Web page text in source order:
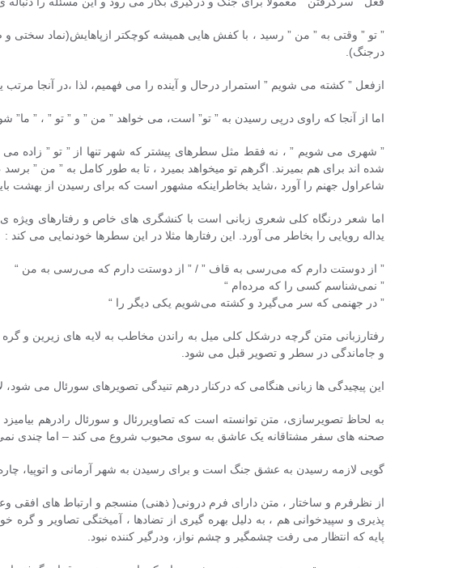
” تو ” وقتی به ” من ” رسید ، با کفش هایی همیشه کوچکتر ازپاهایش(نماد
درجنگ).
ازفعل ” کشته می شویم ” استمرار درحال و آینده را می فهمیم، لذا ،در آنجا
اما از آنجا که راوی درپی رسیدن به ” تو” است، می خواهد ” من ” و ” تو ” ، ” ما”
” شهری می شویم ” ، نه فقط مثل سطرهای پیشتر که شهر تنها از ” تو ” زاده می
شده اند برای هم بمیرند. اگرهم تو میخواهد بمیرد ، تا به طور کامل به ” من ”
شاعراول جهنم را آورد ،شاید بخاطراینکه مشهور است که برای رسیدن از بهشت
اما شعر درنگاه کلی شعری زبانی است با کنشگری های خاص و رفتارهای
یداله رویایی را بخاطر می آورد. این رفتارها مثلا در این سطرها خودنمایی می کند :
” از دوستت دارم که می‌رسی به قاف ” / ” از دوستت دارم که می‌رسی به من “
” نمی‌شناسم کسی را که مرده‌ام “
” در جهنمی که سر می‌گیرد و کشته می‌شویم یکی دیگر را “
رفتارزبانی متن گرچه درشکل کلی میل به راندن مخاطب به لایه های زیرین و گره
و جاماندگی در سطر و تصویر قبل می شود.
این پیچیدگی ها زبانی هنگامی که درکنار درهم تنیدگی تصویرهای سورئال می شود،
به لحاظ تصویرسازی، متن توانسته است که تصاویررئال و سورئال رادرهم بیامیزد
صحنه های سفر مشتاقانه یک عاشق به سوی محبوب شروع می کند – اما چندی نمی
گویی لازمه رسیدن به عشق جنگ است و برای رسیدن به شهر آرمانی و اتوپیا،
از نظرفرم و ساختار ، متن دارای فرم درونی( ذهنی) منسجم و ارتباط های افقی
پذیری و سپیدخوانی هم ، به دلیل بهره گیری از تضادها ، آمیختگی تصاویر و گره
پایه که انتظار می رفت چشمگیر و چشم نواز، ودرگیر کننده نبود.